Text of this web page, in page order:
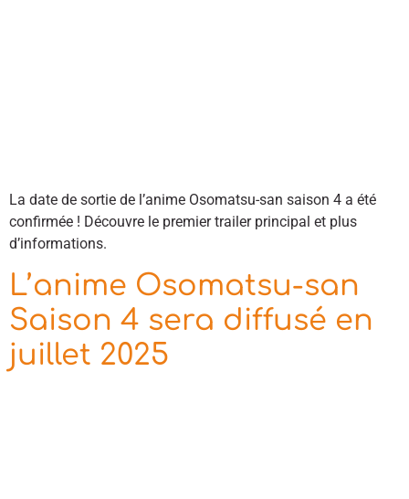
La date de sortie de l’anime Osomatsu-san saison 4 a été
confirmée ! Découvre le premier trailer principal et plus
d’informations.
L’anime Osomatsu-san
Saison 4 sera diffusé en
juillet 2025